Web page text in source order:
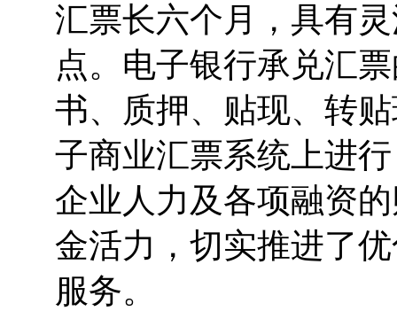
汇票长六个月，具有
点。电子银行承兑汇
书、质押、贴现、转
子商业汇票系统上进
企业人力及各项融资
金活力，切实推进了
服务。